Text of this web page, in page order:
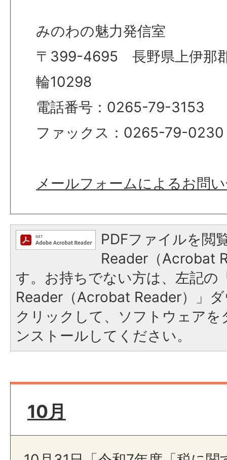
みのわの魅力発信室
〒399-4695 長野県上伊那
輪10298
電話番号：0265-79-3153
ファックス：0265-79-0230
メールフォームによるお問
PDFファイルを閲
Reader（Acrobat
す。お持ちでない方は、左記の
Reader（Acrobat Reader）」
クリックして、ソフトウェア
ンストールしてください。
10月